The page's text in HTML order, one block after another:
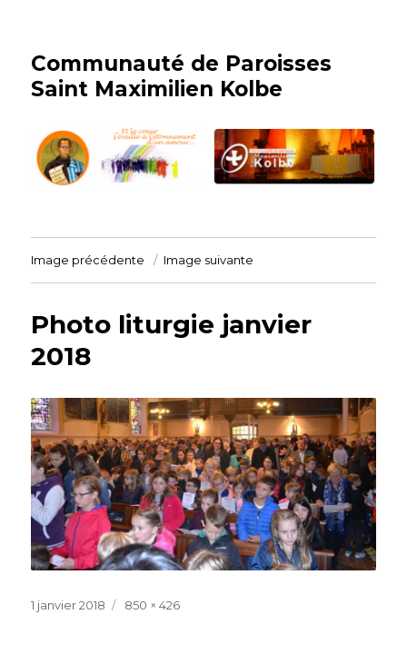
Communauté de Paroisses
Saint Maximilien Kolbe
Image précédente Image suivante
Photo liturgie janvier
2018
Publié
1 janvier 2018
Taille
850 × 426